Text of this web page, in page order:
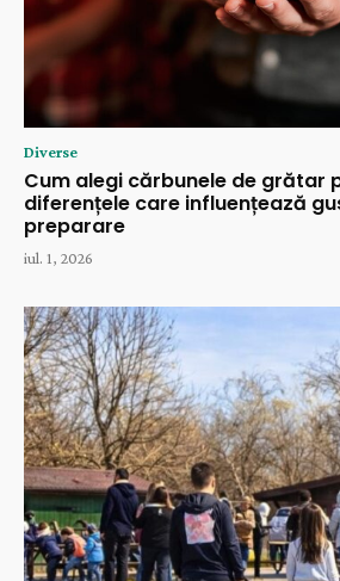
Diverse
Cum alegi cărbunele de grătar
diferențele care influențează
preparare
iul. 1, 2026